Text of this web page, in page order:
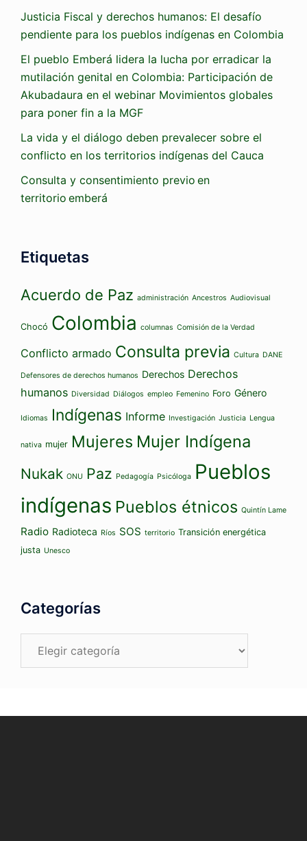
Justicia Fiscal y derechos humanos: El desafío
pendiente para los pueblos indígenas en Colombia
El pueblo Emberá lidera la lucha por erradicar la
mutilación genital en Colombia: Participación de
Akubadaura en el webinar Movimientos globales
para poner fin a la MGF
La vida y el diálogo deben prevalecer sobre el
conflicto en los territorios indígenas del Cauca
Consulta y consentimiento previo en
territorio emberá
Etiquetas
Acuerdo de Paz administración Ancestros Audiovisual
Chocó Colombia columnas Comisión de la Verdad
Conflicto armado Consulta previa Cultura DANE
Defensores de derechos humanos Derechos Derechos
humanos Diversidad Diálogos empleo Femenino Foro Género
Idiomas Indígenas Informe Investigación Justicia Lengua
nativa mujer Mujeres Mujer Indígena
Nukak ONU Paz Pedagogía Psicóloga Pueblos
indígenas Pueblos étnicos Quintín Lame
Radio Radioteca Ríos SOS territorio Transición energética
justa Unesco
Categorías